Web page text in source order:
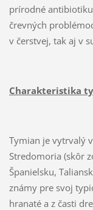
prírodné
črevných
v čerstvej, tak aj v
Charakteristika
Tymian je vytrvalý
Stredomoria (skôr
Španielsku,
známy pre svoj
hranaté a z časti